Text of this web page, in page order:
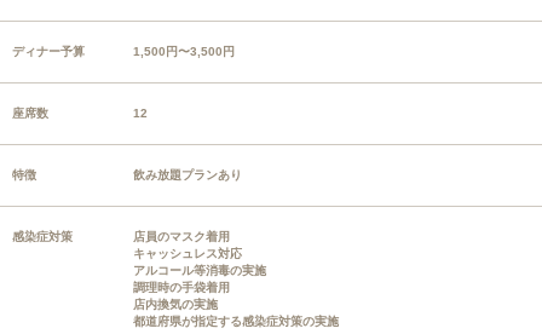
ディナー予算 1,500円〜3,500円
座席数 12
特徴 飲み放題プランあり
感染症対策
店員のマスク着用
キャッシュレス対応
アルコール等消毒の実施
調理時の手袋着用
店内換気の実施
都道府県が指定する感染症対策の実施